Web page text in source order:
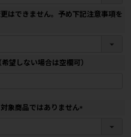
はできません。予め下記注意事項を
望しない場合は空欄可）
象商品ではありません